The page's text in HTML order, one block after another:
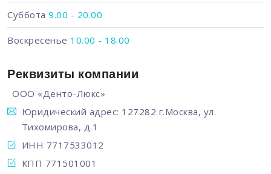
Суббота 9.00 - 20.00
Воскресенье 10.00 - 18.00
Реквизиты компании
ООО «Денто-Люкс»
Юридический адрес: 127282 г.Москва, ул.
Тихомирова, д.1
ИНН 7717533012
КПП 771501001